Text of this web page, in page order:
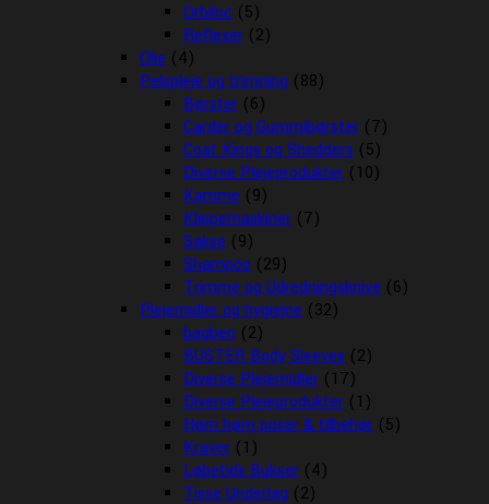
Orbiloc (5)
Reflexer (2)
Olie (4)
Pelspleje og trimning (88)
Børster (6)
Carder og Gummibørster (7)
Coat Kings og Shedders (5)
Diverse Plejeprodukter (10)
Kamme (9)
Klippemaskiner (7)
Sakse (9)
Shampoo (29)
Trimme og Udredningsknive (6)
Plejemidler og hygiejne (32)
bagben (2)
BUSTER Body Sleeves (2)
Diverse Plejemidler (17)
Diverse Plejeprodukter (1)
Høm høm poser & tilbehør (5)
Kraver (1)
Løbetids Bukser (4)
Tisse Underlag (2)